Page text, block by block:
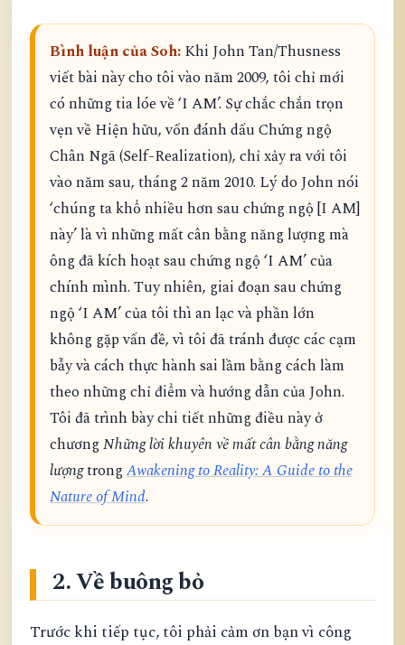
Bình luận của Soh: Khi John Tan/Thusness
viết bài này cho tôi vào năm 2009, tôi chỉ mới
có những tia lóe về ‘I AM’. Sự chắc chắn trọn
vẹn về Hiện hữu, vốn đánh dấu Chứng ngộ
Chân Ngã (Self-Realization), chỉ xảy ra với tôi
vào năm sau, tháng 2 năm 2010. Lý do John nói
‘chúng ta khổ nhiều hơn sau chứng ngộ [I AM]
này’ là vì những mất cân bằng năng lượng mà
ông đã kích hoạt sau chứng ngộ ‘I AM’ của
chính mình. Tuy nhiên, giai đoạn sau chứng
ngộ ‘I AM’ của tôi thì an lạc và phần lớn
không gặp vấn đề, vì tôi đã tránh được các cạm
bẫy và cách thực hành sai lầm bằng cách làm
theo những chỉ điểm và hướng dẫn của John.
Tôi đã trình bày chi tiết những điều này ở
chươngNhững lời khuyên về mất cân bằng năng
lượngtrongAwakening to Reality: A Guide to the
Nature of Mind.
2. Về buông bỏ
Trước khi tiếp tục, tôi phải cảm ơn bạn vì công